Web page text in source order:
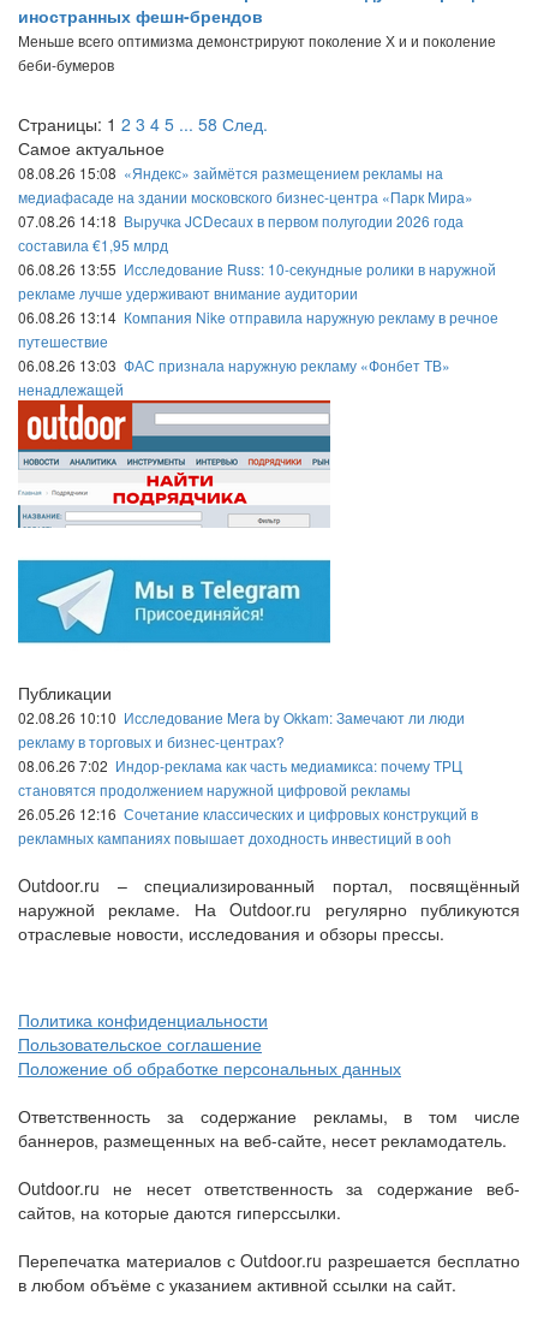
иностранных фешн-брендов
Меньше всего оптимизма демонстрируют поколение Х и и поколение
беби-бумеров
Страницы: 1 2 3 4 5 ... 58 След.
Самое актуальное
08.08.26 15:08 «Яндекс» займётся размещением рекламы на
медиафасаде на здании московского бизнес-центра «Парк Мира»
07.08.26 14:18 Выручка JCDecaux в первом полугодии 2026 года
составила €1,95 млрд
06.08.26 13:55 Исследование Russ: 10-секундные ролики в наружной
рекламе лучше удерживают внимание аудитории
06.08.26 13:14 Компания Nike отправила наружную рекламу в речное
путешествие
06.08.26 13:03 ФАС признала наружную рекламу «Фонбет ТВ»
ненадлежащей
Публикации
02.08.26 10:10 Исследование Mera by Okkam: Замечают ли люди
рекламу в торговых и бизнес-центрах?
08.06.26 7:02 Индор-реклама как часть медиамикса: почему ТРЦ
становятся продолжением наружной цифровой рекламы
26.05.26 12:16 Сочетание классических и цифровых конструкций в
рекламных кампаниях повышает доходность инвестиций в ooh
Outdoor.ru – специализированный портал, посвящённый
наружной рекламе. На Outdoor.ru регулярно публикуются
отраслевые новости, исследования и обзоры прессы.
Политика конфиденциальности
Пользовательское соглашение
Положение об обработке персональных данных
Ответственность за содержание рекламы, в том числе
баннеров, размещенных на веб-сайте, несет рекламодатель.
Outdoor.ru не несет ответственность за содержание веб-
сайтов, на которые даются гиперссылки.
Перепечатка материалов с Outdoor.ru разрешается бесплатно
в любом объёме с указанием активной ссылки на сайт.